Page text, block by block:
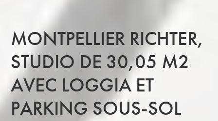
MONTPELLIER RICHTER,
STUDIO DE 30,05 M2
AVEC LOGGIA ET
PARKING SOUS-SOL